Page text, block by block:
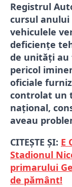
Registrul
cursul anului
vehiculele
deficiențe
de unități au
pericol
oficiale
controlat un
național,
aveau
CITEȘTE ȘI: E
Stadionul
primarului
de pământ!